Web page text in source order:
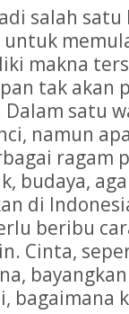
salah
makna
tak akan
Dalam satu
namun
ragam
budaya,
di
beribu
Cinta,
bagaimana